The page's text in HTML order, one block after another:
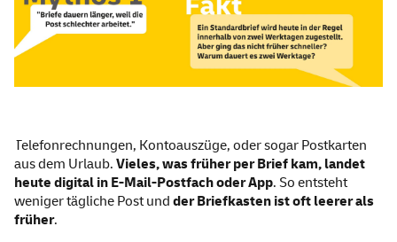
Telefonrechnungen, Kontoauszüge, oder sogar Postkarten
aus dem Urlaub. Vieles, was früher per Brief kam, landet
heute digital in E-Mail-Postfach oder App. So entsteht
weniger tägliche Post und der Briefkasten ist oft leerer als
früher.